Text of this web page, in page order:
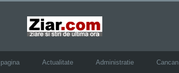
Actualitate Administratie Cancan